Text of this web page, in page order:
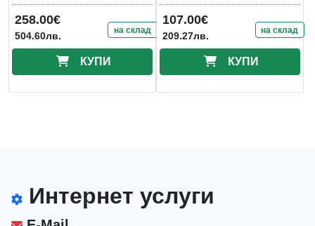
258.00€
504.60лв. на склад
КУПИ
107.00€
209.27лв. на склад
КУПИ
Интернет услуги